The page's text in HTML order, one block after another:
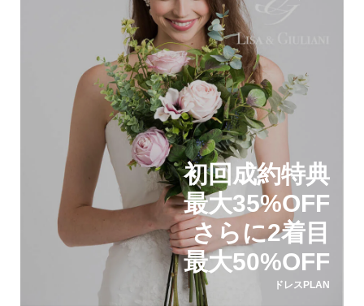
初回成約特典
最大35%OFF
さらに2着目
最大50%OFF
ドレスPLAN